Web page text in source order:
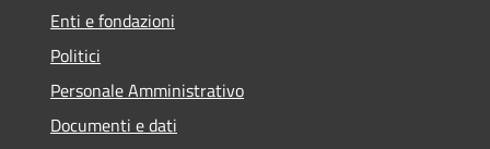
Enti e fondazioni
Politici
Personale Amministrativo
Documenti e dati